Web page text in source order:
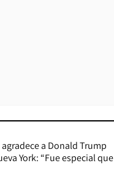
a Donald Trump
York: “Fue especial que